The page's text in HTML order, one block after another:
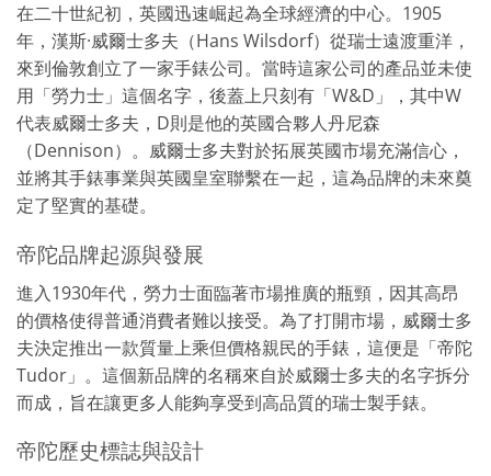
在二十世紀初，英國迅速崛起為全球經濟的中心。1905
年，漢斯·威爾士多夫（Hans Wilsdorf）從瑞士遠渡重洋，
來到倫敦創立了一家手錶公司。當時這家公司的產品並未使
用「勞力士」這個名字，後蓋上只刻有「W&D」，其中W
代表威爾士多夫，D則是他的英國合夥人丹尼森
（Dennison）。威爾士多夫對於拓展英國市場充滿信心，
並將其手錶事業與英國皇室聯繫在一起，這為品牌的未來奠
定了堅實的基礎。
帝陀品牌起源與發展
進入1930年代，勞力士面臨著市場推廣的瓶頸，因其高昂
的價格使得普通消費者難以接受。為了打開市場，威爾士多
夫決定推出一款質量上乘但價格親民的手錶，這便是「帝陀
Tudor」。這個新品牌的名稱來自於威爾士多夫的名字拆分
而成，旨在讓更多人能夠享受到高品質的瑞士製手錶。
帝陀歷史標誌與設計